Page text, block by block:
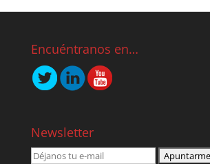
Encuéntranos en…
Newsletter